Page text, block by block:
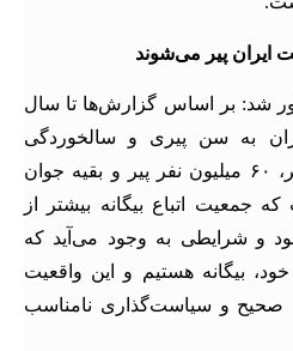
شد: بر اساس گزارش‌ها تا سال
به سن پیری و سالخوردگی
می‌رسند و از ۹۰ میلیون نفر، ۶۰ میلیون نفر پیر و بقیه جوان
جمعیت اتباع بیگانه بیشتر از
و شرایطی به وجود می‌آید که
بیگانه هستیم و این واقعیت
صحیح و سیاست‌گذاری نامناسب